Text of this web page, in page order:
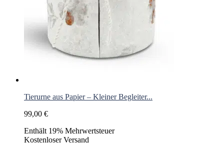
Tierurne aus Papier – Kleiner Begleiter...
99,00 €
Enthält 19% Mehrwertsteuer
Kostenloser Versand